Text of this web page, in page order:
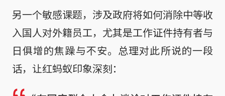
另一个敏感课题，涉及政府将如何消除中等收
入国人对外籍员工，尤其是工作证件持有者与
日俱增的焦躁与不安。总理对此所说的一段
话，让红蚂蚁印象深刻：